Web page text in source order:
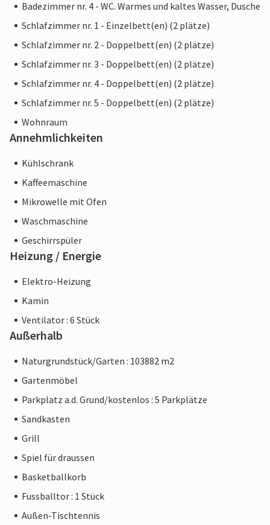
Badezimmer nr. 4 - WC. Warmes und kaltes Wasser, Dusche
Schlafzimmer nr. 1 - Einzelbett(en) (2 plätze)
Schlafzimmer nr. 2 - Doppelbett(en) (2 plätze)
Schlafzimmer nr. 3 - Doppelbett(en) (2 plätze)
Schlafzimmer nr. 4 - Doppelbett(en) (2 plätze)
Schlafzimmer nr. 5 - Doppelbett(en) (2 plätze)
Wohnraum
Annehmlichkeiten
Kühlschrank
Kaffeemaschine
Mikrowelle mit Ofen
Waschmaschine
Geschirrspüler
Heizung / Energie
Elektro-Heizung
Kamin
Ventilator : 6 Stück
Außerhalb
Naturgrundstück/Garten : 103882 m2
Gartenmöbel
Parkplatz a.d. Grund/kostenlos : 5 Parkplätze
Sandkasten
Grill
Spiel für draussen
Basketballkorb
Fussballtor : 1 Stück
Außen-Tischtennis